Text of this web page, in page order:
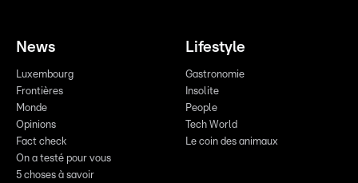
News
Luxembourg
Frontières
Monde
Opinions
Fact check
On a testé pour vous
5 choses à savoir
Lifestyle
Gastronomie
Insolite
People
Tech World
Le coin des animaux